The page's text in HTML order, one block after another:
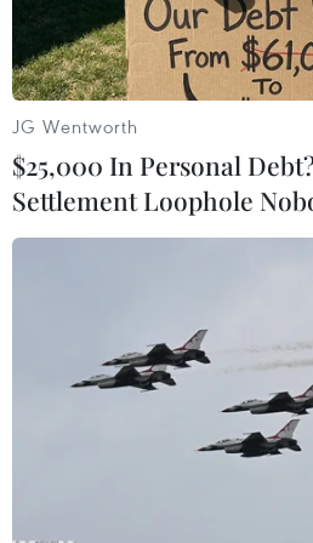
(Ảnh minh họa: Phạm
JG Wentworth
$25,000 In Personal
Settlement Loophole